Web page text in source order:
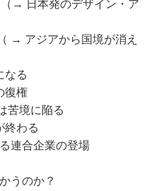
→ 日本発のデザイン・ア
→ アジアから国境が消え
なる
復権
苦境に陥る
終わる
連合企業の登場
うのか？